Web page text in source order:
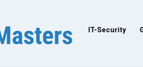
IT-Security